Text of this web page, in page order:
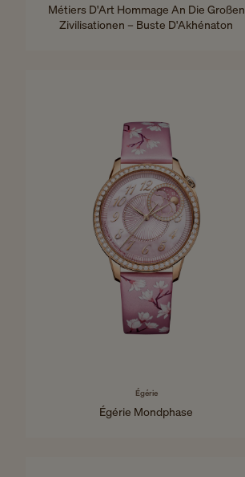
Métiers D'Art Hommage An Die Großen
Zivilisationen – Buste D'Akhénaton
Égérie
Égérie Mondphase